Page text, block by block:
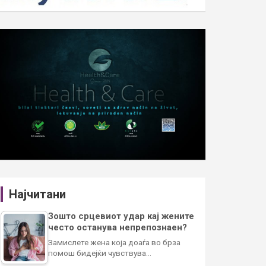
Најчитани
Зошто срцевиот удар кај жените
често останува непрепознаен?
Замислете жена која доаѓа во брза
помош бидејќи чувствува…